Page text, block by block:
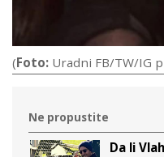
(Foto: Uradni FB/TW/IG
Ne propustite
Da li